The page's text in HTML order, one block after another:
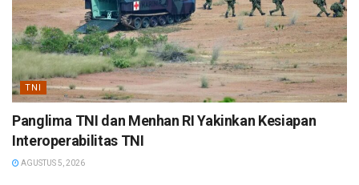
TNI
Panglima TNI dan Menhan RI Yakinkan Kesiapan
Interoperabilitas TNI
AGUSTUS 5, 2026